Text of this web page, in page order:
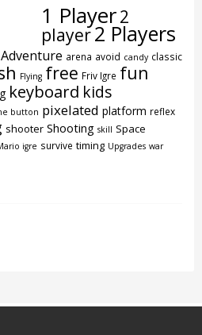
1 Player2
player2 Players
Adventure arena avoid candy classic
Flying free Friv Igre fun
keyboard kids
button pixelated platform reflex
shooter Shooting skill Space
igre survive timing Upgrades war